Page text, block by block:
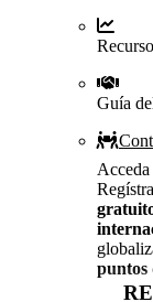
Guía
Acceda
puntos